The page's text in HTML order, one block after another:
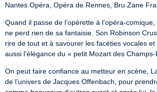
Nantes Opéra, Opéra de Rennes, Bru Zane
Quand il passe de l’opérette à l’opéra-
ne perd rien de sa fantaisie. Son Robinson
rire de tout et à savourer les facéties vocales
aussi l’élégance du « petit Mozart des Champs-
On peut faire confiance au metteur en scène,
de l’univers de Jacques Offenbach, pour